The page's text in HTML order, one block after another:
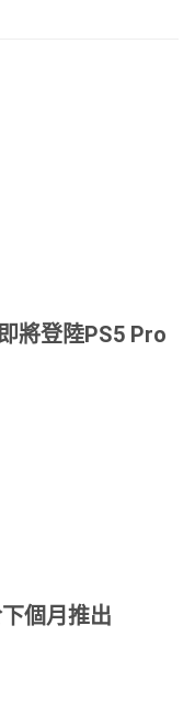
將登陸PS5 Pro
個月推出